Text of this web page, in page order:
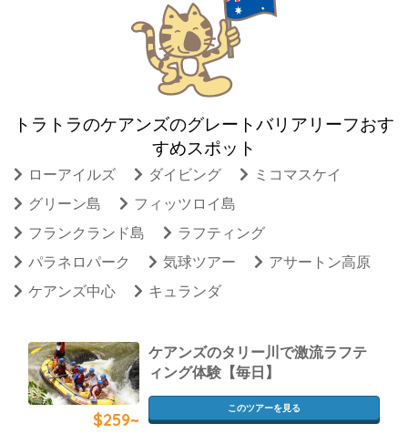
トラトラのケアンズのグレートバリアリーフおす
すめスポット
ローアイルズ ダイビング
ミコマスケイ
グリーン島
フィッツロイ島
フランクランド島
ラフティング
パラネロパーク
気球ツアー
アサートン高原
ケアンズ中心
キュランダ
$259~
ケアンズのタリー川で激流ラフテ
ィング体験【毎日】
このツアーを見る